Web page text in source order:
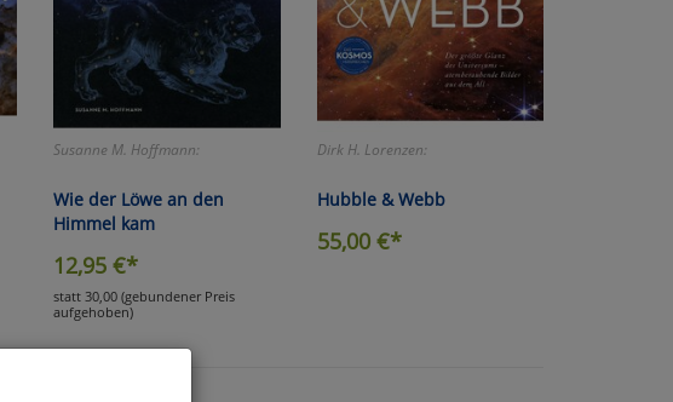
Susanne M. Hoffmann:
Wie der Löwe an den
Himmel kam
12,95 €*
statt 30,00 (gebundener Preis
aufgehoben)
Dirk H. Lorenzen:
Hubble & Webb
55,00€*